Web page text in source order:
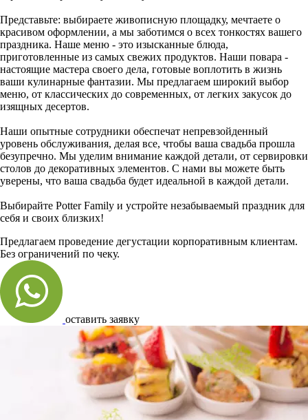
Представьте: выбираете живописную площадку, мечтаете о
красивом оформлении, а мы заботимся о всех тонкостях вашего
праздника. Наше меню - это изысканные блюда,
приготовленные из самых свежих продуктов. Наши повара -
настоящие мастера своего дела, готовые воплотить в жизнь
ваши кулинарные фантазии. Мы предлагаем широкий выбор
меню, от классических до современных, от легких закусок до
изящных десертов.
Наши опытные сотрудники обеспечат непревзойденный
уровень обслуживания, делая все, чтобы ваша свадьба прошла
безупречно. Мы уделим внимание каждой детали, от сервировки
столов до декоративных элементов. С нами вы можете быть
уверены, что ваша свадьба будет идеальной в каждой детали.
Выбирайте Potter Family и устройте незабываемый праздник для
себя и своих близких!
Предлагаем проведение дегустации корпоративным клиентам.
Без ограничений по чеку.
оставить заявку